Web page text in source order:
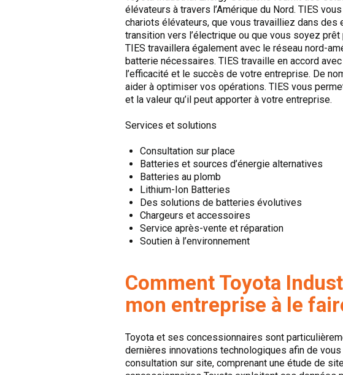
élévateurs à travers l’Amérique du Nord. TIES
chariots élévateurs, que vous travailliez dans
transition vers l’électrique ou que vous soyez
TIES travaillera également avec le réseau nord-
batterie nécessaires. TIES travaille en accord
l’efficacité et le succès de votre entreprise. De
aider à optimiser vos opérations. TIES vous
et la valeur qu’il peut apporter à votre entreprise.
Services et solutions
Consultation sur place
Batteries et sources d’énergie alternatives
Batteries au plomb
Lithium-Ion Batteries
Des solutions de batteries évolutives
Chargeurs et accessoires
Service après-vente et réparation
Soutien à l’environnement
Comment Toyota
mon entreprise à le
Toyota et ses concessionnaires sont
dernières innovations technologiques afin de
consultation sur site, comprenant une étude de